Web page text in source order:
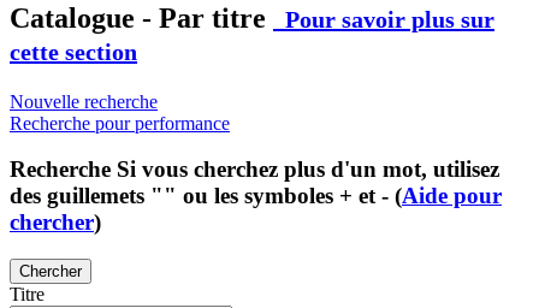
Catalogue - Par titre
Pour savoir plus sur
cette section
Nouvelle recherche
Recherche pour performance
Recherche Si vous cherchez plus d'un mot, utilisez
des guillemets "" ou les symboles + et - (Aide pour
chercher)
Chercher
Titre